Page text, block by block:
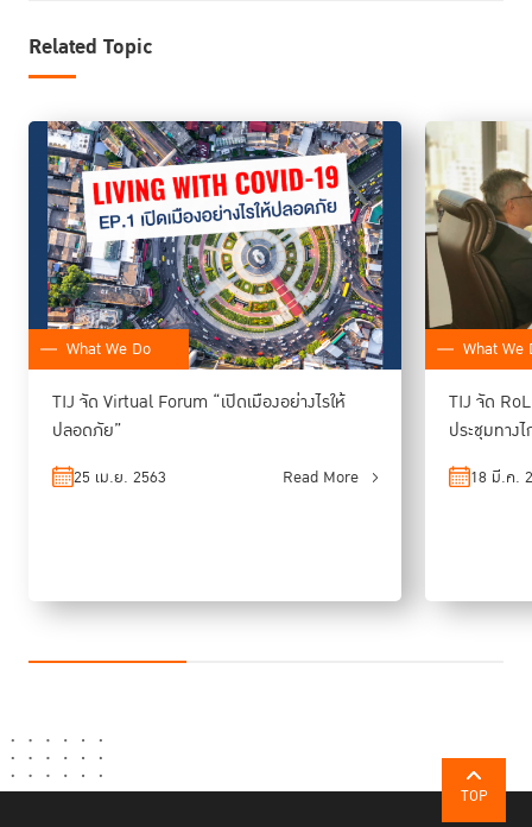
ดร.เอกนิติ นิติทัณฑ์ประภาศ อธิบดีกรมสรรพากร
สาขาอาชีพมาใช้สิ่งที่เรียกว่า “หลักนิติธรรม”
เป็นจุดร่วมนำไปสู่การพัฒนาประเทศ ซึ่งเป็นเสน่ห์พิเศษที่ไม่เหมือนหลักสูตร
อื่นที่เคยได้เรียนมา
“หลักนิติธรรม ในหลักสูตร RoLD ที่ผมเรียน ช่วยทำให้รู้สึกว่าสามารถนำมา
ปรับใช้ในเรื่องที่อยู่ใกล้ตัวมากขึ้น เช่น เรื่องการเข้าถึงสินเชื่อของคนที่ขาด
โอกาส ด้วยระบบ ด้วยกฎหมายที่ทำได้จริง และหลักสูตรนี้ช่วยให้ผมได้เปิดโลก
ในหลายมิติ อย่างการไปดูเรือนจำชั่วคราวดอยฮาง ที่ จ.เชียงราย ก็ทำให้ได้เห็น
ว่า คนเหล่านี้จำนวนมากไม่ได้ตั้งใจทำผิด เพียงแต่เป็นผู้ที่ขาดโอกาส เมื่อเรานำ
หลักนิติธรรมไปให้โอกาสเขา เขาจะสามารถใช้โอกาสนั้นกลับมาสู่สังคมได้อย่าง
มีคุณภาพ ผมก็นำสิ่งที่เห็นมาเสนอเป็นการใช้มาตรการทางภาษีที่สนับสนุนให้
เอกชนที่จ้างแรงงานจากคนกลุ่มนี้มาหักภาษีเพิ่มได้ เพื่อจูงใจให้ภาคเอกชนร่วม
สร้างโอกาสให้เขา ก็เห็นได้ว่า สามารถนำไปใช้ได้จริง”
รศ.นพ.วิศิษฎ์ วามวาณิชย์ ผู้อำนวยการโรงพยาบาลศิริราช
ภาคปฏิบัติที่ทำให้เข้าใจเป้าหมายของหลักนิติธรรมที่มุ่งเน้นการอยู่ร่วมกันใน
หลักสูตร RoLD
ได้ขยายมุมมองด้านกฎหมายที่มีความคล้ายคลึงกับหลักคิด
ด้านวิศวกรรม นำมาพัฒนาภาวะความเป็นผู้นำของตนเองได้ โดยเฉพาะอย่าง
ยิ่งการบริหารองค์กรในยุคดิสรัปชั่นที่จำเป็นต้องอาศัยความยุติธรรมเป็นหลัก
Related Topic
What We Do
TIJ จัด Virtual Forum “เปิดเมืองอย่างไรให้
ปลอดภัย”
25 เม.ย. 2563 Read More
What We
TIJ จัด
ประชุมทาง
18 มี.ค.
TOP